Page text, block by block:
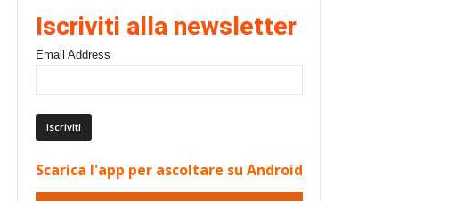
Iscriviti alla newsletter
Email Address
Scarica l'app per ascoltare su Android